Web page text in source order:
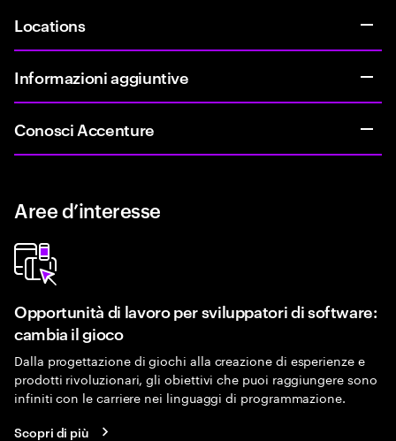
Locations
Informazioni aggiuntive
Conosci Accenture
Aree d’interesse
Opportunità di lavoro per sviluppatori di software:
cambia il gioco
Dalla progettazione di giochi alla creazione di esperienze e
prodotti rivoluzionari, gli obiettivi che puoi raggiungere sono
infiniti con le carriere nei linguaggi di programmazione.
Scopri di più